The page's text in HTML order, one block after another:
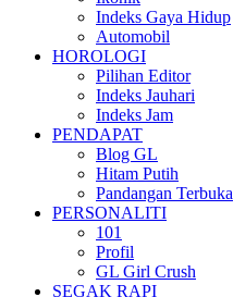
Indeks Gaya Hidup
Automobil
HOROLOGI
Pilihan Editor
Indeks Jauhari
Indeks Jam
PENDAPAT
Blog GL
Hitam Putih
Pandangan Terbuka
PERSONALITI
101
Profil
GL Girl Crush
SEGAK RAPI